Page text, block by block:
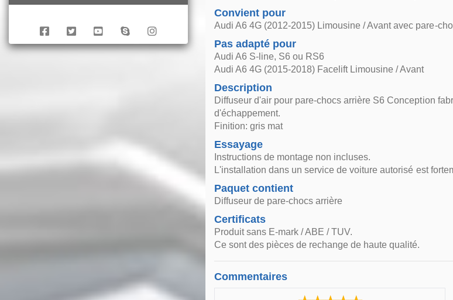
Convient pour
Audi A6 4G (2012-2015) Limousine / Avant avec pare-
Pas adapté pour
Audi A6 S-line, S6 ou RS6
Audi A6 4G (2015-2018) Facelift Limousine / Avant
Description
Diffuseur d'air pour pare-chocs arrière S6 Conception
d'échappement.
Finition: gris mat
Essayage
Instructions de montage non incluses.
L'installation dans un service de voiture autorisé est
Paquet contient
Diffuseur de pare-chocs arrière
Certificats
Produit sans E-mark / ABE / TUV.
Ce sont des pièces de rechange de haute qualité.
Commentaires